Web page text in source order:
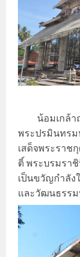
น้อมเกล้าถ
พระปรมินทร
เสด็จพระราช
ติ์พระบรมรา
เป็นขวัญกำลัง
และวัฒนธรร